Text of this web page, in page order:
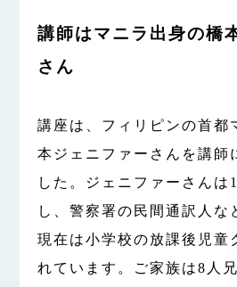
講師はマニラ出身の橋
さん
講座は、フィリピンの首都
本ジェニファーさんを講師
した。ジェニファーさんは
し、警察署の民間通訳人な
現在は小学校の放課後児童
れています。ご家族は8人